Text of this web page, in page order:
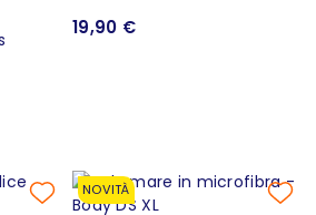
19,90 €
NOVITÀ